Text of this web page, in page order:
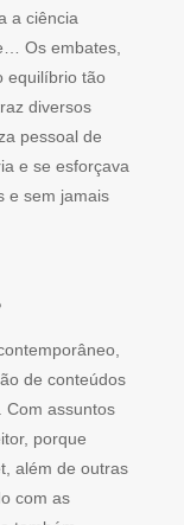
a ciência
Os embates,
equilíbrio tão
diversos
pessoal de
e se esforçava
e sem jamais
de conteúdos
Com assuntos
porque
além de outras
com as